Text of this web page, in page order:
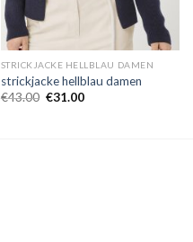
STRICKJACKE HELLBLAU DAMEN
strickjacke hellblau damen
€43.00 €31.00